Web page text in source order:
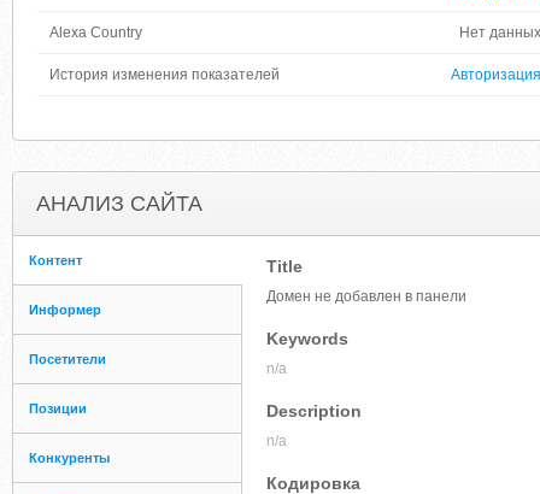
Alexa Country Нет данных
История изменения показателей Авторизация
АНАЛИЗ САЙТА
Контент
Информер
Посетители
Позиции
Конкуренты
Title
Домен не добавлен в панели
Keywords
n/a
Description
n/a
Кодировка